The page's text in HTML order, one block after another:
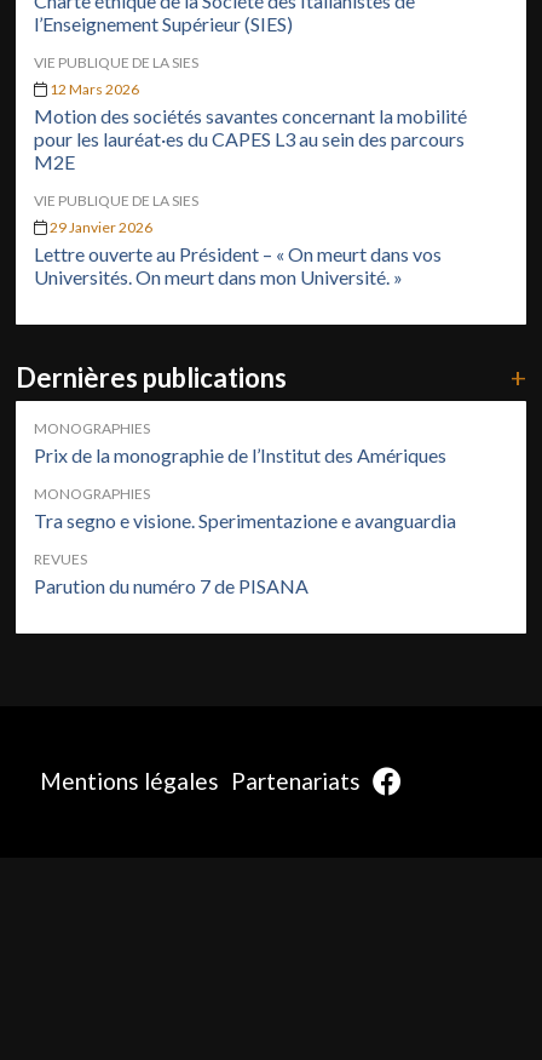
l’Enseignement Supérieur (SIES)
VIE PUBLIQUE DE LA SIES
12 Mars 2026
Motion des sociétés savantes concernant la mobilité
pour les lauréat·es du CAPES L3 au sein des parcours
M2E
VIE PUBLIQUE DE LA SIES
29 Janvier 2026
Lettre ouverte au Président – « On meurt dans vos
Universités. On meurt dans mon Université. »
Dernières publications +
MONOGRAPHIES
Prix de la monographie de l’Institut des Amériques
MONOGRAPHIES
Tra segno e visione. Sperimentazione e avanguardia
REVUES
Parution du numéro 7 de PISANA
Mentions légales Partenariats